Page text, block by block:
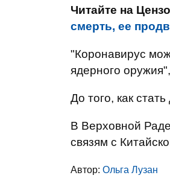
Читайте на
смерть, ее
"Коронавирус
ядерного
До того, как
В Верховной
связям с
Автор: Ольга Лузан